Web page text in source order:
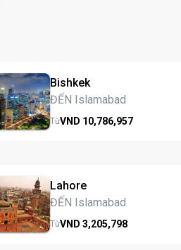
Bishkek
ĐẾN Islamabad
TừVND 10,786,957
Lahore
ĐẾN Islamabad
TừVND 3,205,798